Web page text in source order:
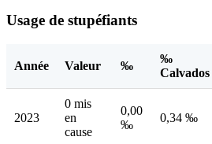
Usage de stupéfiants
Année Valeur ‰
‰
Calvados
2023
0 mis
en
cause
0,00
‰
0,34 ‰